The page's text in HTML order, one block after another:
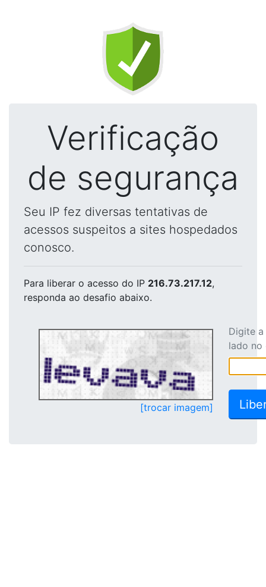
Verificação
de segurança
Seu IP fez diversas tentativas de
acessos suspeitos a sites hospedados
conosco.
Para liberar o acesso do IP 216.73.217.12,
responda ao desafio abaixo.
[trocar imagem]
Digite
lado no